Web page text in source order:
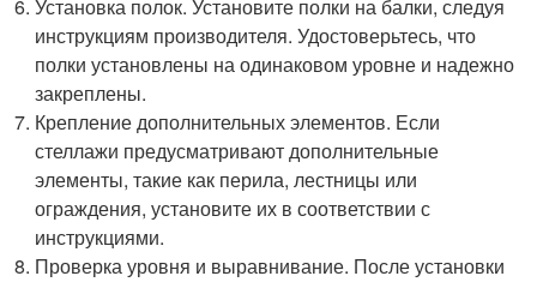
Установка полок. Установите полки на балки, следуя
инструкциям производителя. Удостоверьтесь, что
полки установлены на одинаковом уровне и надежно
закреплены.
Крепление дополнительных элементов. Если
стеллажи предусматривают дополнительные
элементы, такие как перила, лестницы или
ограждения, установите их в соответствии с
инструкциями.
Проверка уровня и выравнивание. После установки